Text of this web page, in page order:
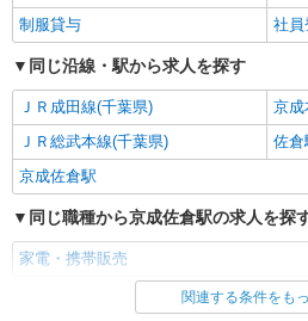
制服貸与
社員
同じ沿線・駅から求人を探す
ＪＲ成田線(千葉県)
京成
ＪＲ総武本線(千葉県)
佐倉
京成佐倉駅
同じ職種から京成佐倉駅の求人を探
家電・携帯販売
同じ雇用形態から京成佐倉駅の求人
関連する条件をも